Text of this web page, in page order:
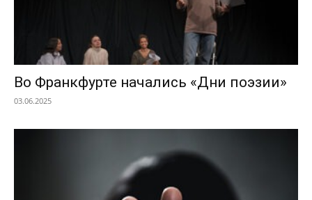
Во Франкфурте начались «Дни поэзии»
03.06.2025